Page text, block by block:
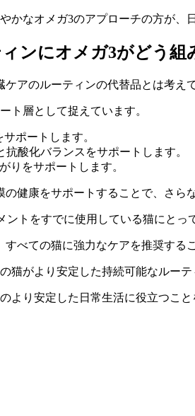
かなオメガ3のアプローチの方が、
ンにオメガ3がどう組
アのルーティンの代替品とは考え
ト層として捉えています。
ポートします。
抗酸化バランスをサポートします。
りをサポートします。
健康をサポートすることで、さら
ントをすでに使用している猫にと
すべての猫に強力なケアを推奨する
猫がより安定した持続可能なルー
より安定した日常生活に役立つこと